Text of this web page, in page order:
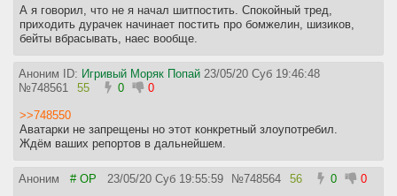
А я говорил, что не я начал шитпостить. Спокойный тред,
приходить дурачек начинает постить про бомжелин, шизиков,
бейты вбрасывать, наес вообще.
Аноним ID: Игривый Моряк Попай 23/05/20 Суб 19:46:48
№748561 55 0 0
>>748550
Аватарки не запрещены но этот конкретный злоупотребил.
Ждём ваших репортов в дальнейшем.
Аноним # OP 23/05/20 Суб 19:55:59 №748564 56 0 0